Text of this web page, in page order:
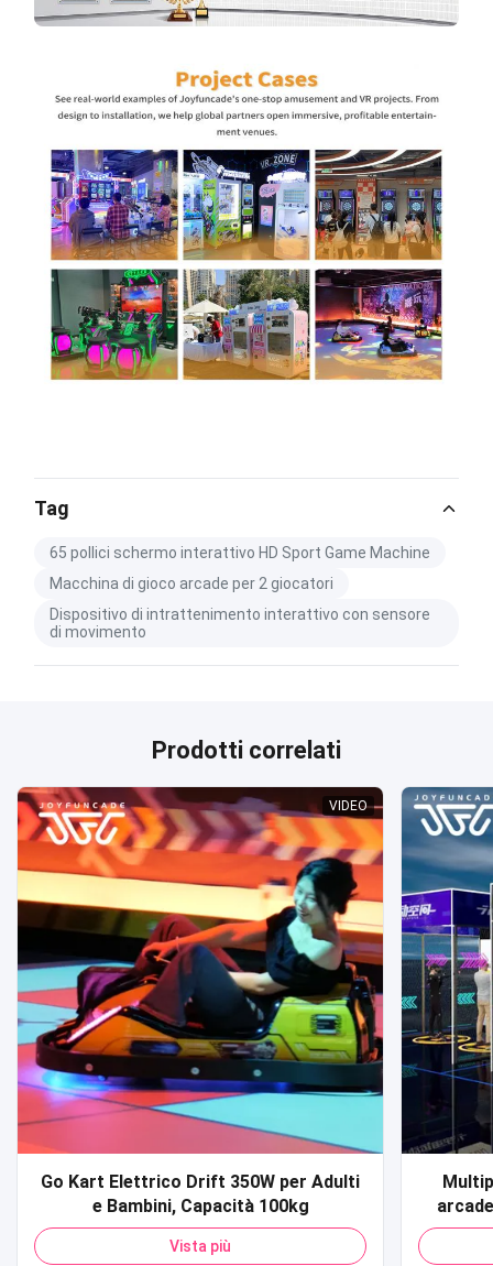
Tag
65 pollici schermo interattivo HD Sport Game Machine
Macchina di gioco arcade per 2 giocatori
Dispositivo di intrattenimento interattivo con sensore
di movimento
Prodotti correlati
VIDEO
Go Kart Elettrico Drift 350W per Adulti
e Bambini, Capacità 100kg
Vista più